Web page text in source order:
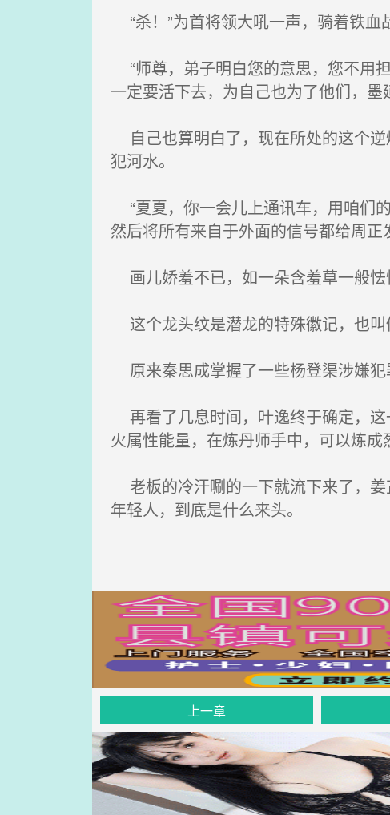
“杀！”为首将领大吼一声，骑着铁血
“师尊，弟子明白您的意思，您不用
一定要活下去，为自己也为了他们，墨
自己也算明白了，现在所处的这个
犯河水。
“夏夏，你一会儿上通讯车，用咱们
然后将所有来自于外面的信号都给周正
画儿娇羞不已，如一朵含羞草一般怯
这个龙头纹是潜龙的特殊徽记，也叫
原来秦思成掌握了一些杨登渠涉嫌犯
再看了几息时间，叶逸终于确定，
火属性能量，在炼丹师手中，可以炼成
老板的冷汗唰的一下就流下来了，姜
年轻人，到底是什么来头。
上一章